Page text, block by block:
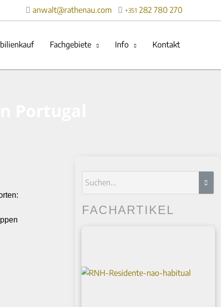
 anwalt@rathenau.com +351 282 780 270
Fachgebiete Info Kontakt
FACHARTIKEL